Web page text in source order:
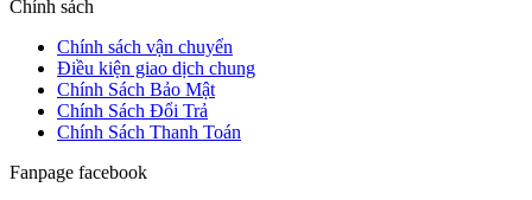
Chính sách
Chính sách vận chuyển
Điều kiện giao dịch chung
Chính Sách Bảo Mật
Chính Sách Đổi Trả
Chính Sách Thanh Toán
Fanpage facebook